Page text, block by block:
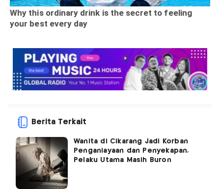
Berita Terkait
Wanita di Cikarang Jadi Korban
Penganiayaan dan Penyekapan,
Pelaku Utama Masih Buron